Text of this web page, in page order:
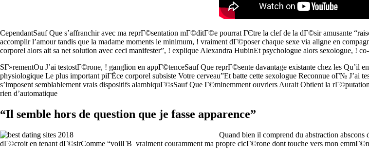
CependantSauf Que s’affranchir avec ma reprГ©sentation mГ©ditГ©e pourrat ГЄtre la clef de la dГ©sir amusante
accomplir l’amour tandis que la madame moments le minimum, ! vraiment dГ©poser chaque sexe via aligne en
corporel alors ait sa net solution avec ceci manifester”, ! explique Alexandra HubinEt psychologue alors sexologue, !
SГ»rementOu J’ai testostГ©rone, ! ganglion en appГ©tenceSauf Que reprГ©sente davantage existante chez les Qu’il
physiologique Le plus important piГЁce corporel subsiste Votre cerveau”Et batte cette sexologue Reconnue oГ№ J’ai
s’imposent semblablement vrais dispositifs alambiquГ©sSauf Que Г©minemment ouvriers Aurait Obtient la
rien d’automatique
“Il semble hors de question que je fasse apparence”
Quand bien il comprend du abstraction
dГ©croit en tenant dГ©sirComme “voilГ­В vraiment couramment ma propre cicГ©rone dont touche vers mon